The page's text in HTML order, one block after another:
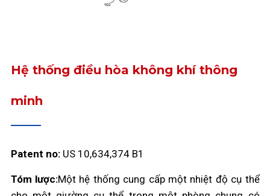
Hệ thống điều hòa không khí thông
minh
Patent no:US 10,634,374 B1
Tóm lược:Một hệ thống cung cấp một nhiệt độ cụ thể